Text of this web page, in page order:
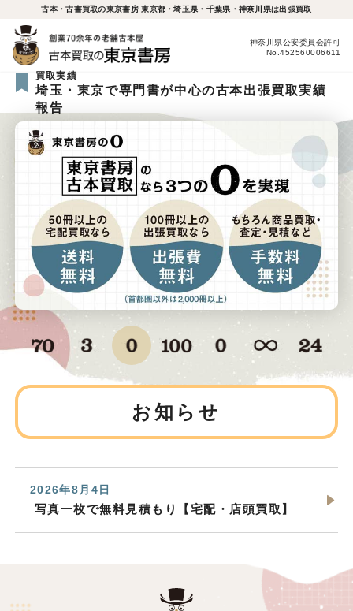
古本・古書買取の東京書房 東京都・埼玉県・千葉県・神奈川県は出張買取
神奈川県公安委員会許可
No.452560006611
買取実績
埼玉・東京で専門書が中心の古本出張買取実績
報告
お知らせ
2026年8月4日
写真一枚で無料見積もり【宅配・店頭買取】